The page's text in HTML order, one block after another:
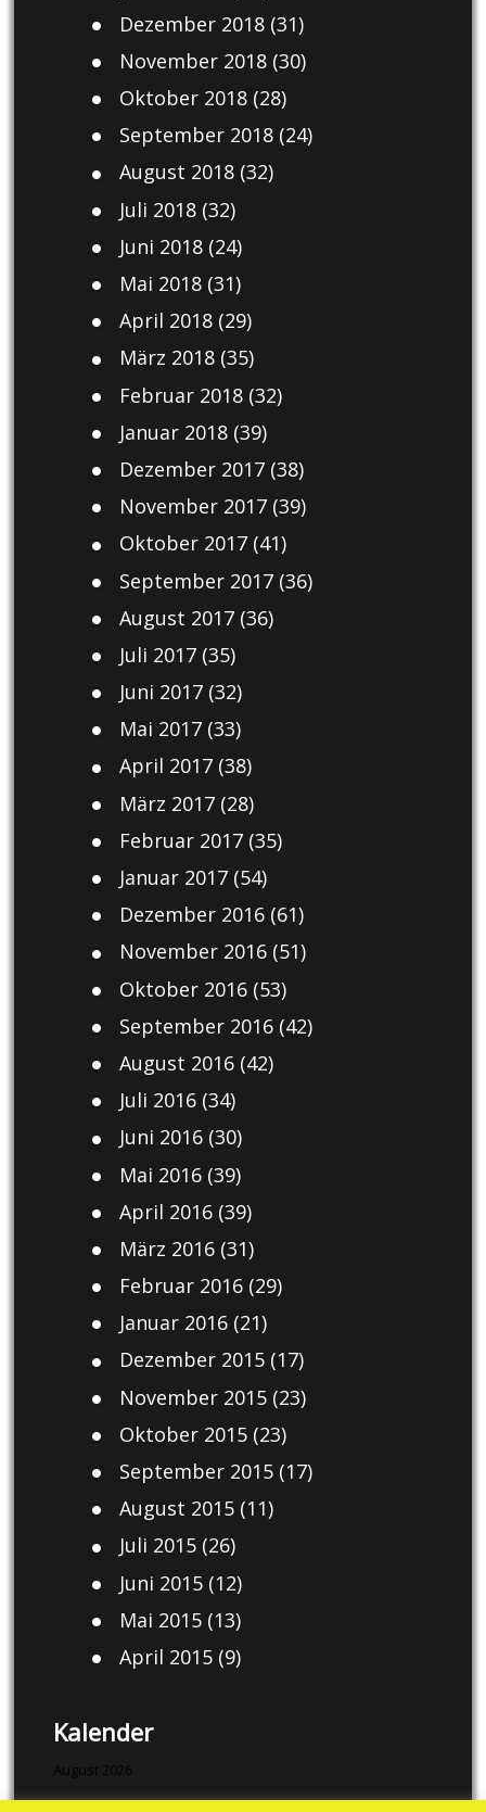
Dezember 2018(31)
November 2018(30)
Oktober 2018(28)
September 2018(24)
August 2018(32)
Juli 2018(32)
Juni 2018(24)
Mai 2018(31)
April 2018(29)
März 2018(35)
Februar 2018(32)
Januar 2018(39)
Dezember 2017(38)
November 2017(39)
Oktober 2017(41)
September 2017(36)
August 2017(36)
Juli 2017(35)
Juni 2017(32)
Mai 2017(33)
April 2017(38)
März 2017(28)
Februar 2017(35)
Januar 2017(54)
Dezember 2016(61)
November 2016(51)
Oktober 2016(53)
September 2016(42)
August 2016(42)
Juli 2016(34)
Juni 2016(30)
Mai 2016(39)
April 2016(39)
März 2016(31)
Februar 2016(29)
Januar 2016(21)
Dezember 2015(17)
November 2015(23)
Oktober 2015(23)
September 2015(17)
August 2015(11)
Juli 2015(26)
Juni 2015(12)
Mai 2015(13)
April 2015(9)
Kalender
August 2026